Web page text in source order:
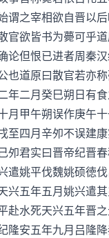
谓之宰相欲自晋以
官欲皆书为薨可乎
论但恨已进者周秦
也道原曰散官若亦
年二月癸巳朔日有
月甲午朔误作庚午
至四月辛夘不误建
夘君实曰晋帝纪晋
遣姚平伐魏姚硕徳
兴五年五月姚兴遣
赴水死天兴五年晋
隆安五年九月吕隆